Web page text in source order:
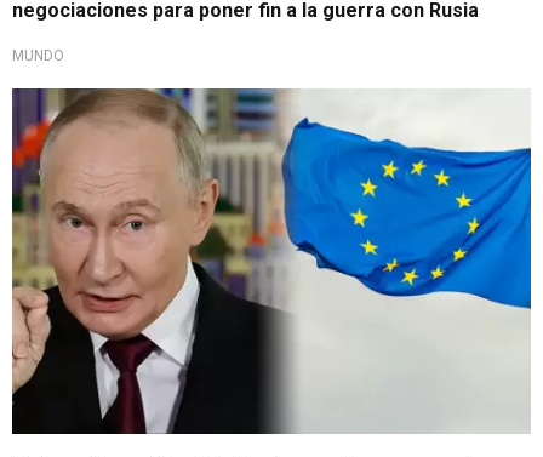
negociaciones para poner fin a la guerra con Rusia
MUNDO
Respondió a acusaciones